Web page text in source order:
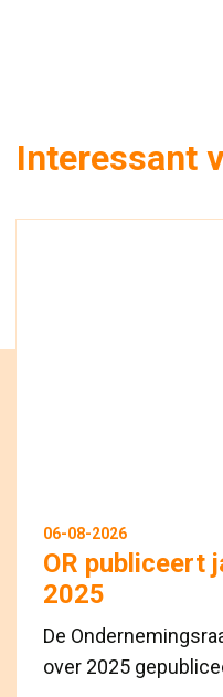
Interessant
06-08-2026
OR publiceert
2025
De
over 2025